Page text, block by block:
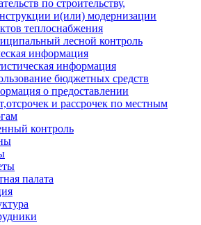
по строительству,
и(или) модернизации
теплоснабжения
лесной контроль
информация
информация
бюджетных средств
о предоставлении
и рассрочек по местным
контроль
палата